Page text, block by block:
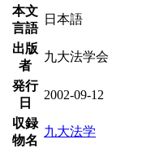
本文
言語
日本語
出版
者
九大法学会
発行
日
2002-09-12
収録
物名
九大法学